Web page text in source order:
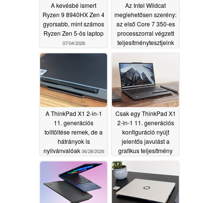
A kevésbé ismert
Ryzen 9 8940HX Zen 4
gyorsabb, mint számos
Ryzen Zen 5-ös laptop
07/04/2026
Az Intel Wildcat
meglehetősen szerény:
az első Core 7 350-es
processzorral végzett
teljesítménytesztjeink
csak szerény
eredményeket mutattak
07/02/2026
A ThinkPad X1 2-in-1
11. generációs
tolltöltése remek, de a
hátrányok is
nyilvánvalóak 06/28/2026
Csak egy ThinkPad X1
2-in-1 11. generációs
konfiguráció nyújt
jelentős javulást a
grafikus teljesítmény
terén06/28/2026